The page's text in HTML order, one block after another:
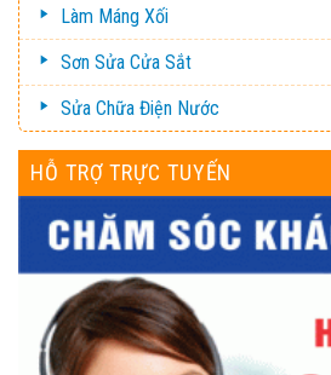
Làm Máng Xối
Sơn Sửa Cửa Sắt
Sửa Chữa Điện Nước
HỖ TRỢ TRỰC TUYẾN